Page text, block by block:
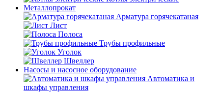
Металлопрокат
Арматура горячекатаная
Лист
Полоса
Трубы профильные
Уголок
Швеллер
Насосы и насосное оборудование
Автоматика и
шкафы управления